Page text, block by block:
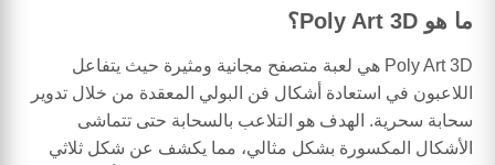
ما هو Poly Art 3D؟
Poly Art 3D هي لعبة متصفح مجانية ومثيرة حيث يتفاعل
اللاعبون في استعادة أشكال فن البولي المعقدة من خلال تدوير
سحابة سحرية. الهدف هو التلاعب بالسحابة حتى تتماشى
الأشكال المكسورة بشكل مثالي، مما يكشف عن شكل ثلاثي